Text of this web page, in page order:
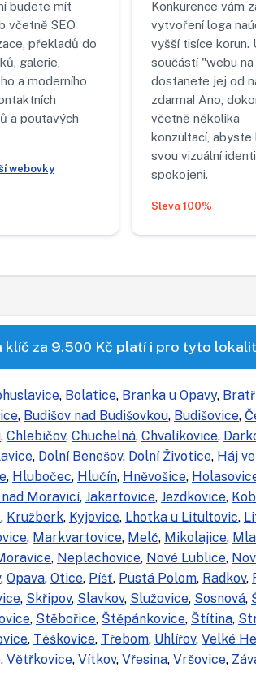
budete mít
včetně SEO
překladů do
galerie,
a moderního
a poutavých
webovky
Konkurence vám
vytvoření loga
vyšší tisíce korun.
součástí "webu na
dostanete jej od
zdarma! Ano,
včetně několika
konzultací, abyste
svou vizuální
spokojeni.
Sleva 100%
klíč za 9.500 Kč platí i pro tyto
, Bolatice, Branka u Opavy,
, Budišov nad Budišovkou, Budišovice,
, Chlebičov, Chuchelná, Chvalíkovice,
, Dolní Benešov, Dolní Životice, Háj
, Hlubočec, Hlučín, Hněvošice,
Moravicí, Jakartovice, Jezdkovice,
, Kružberk, Kyjovice, Lhotka u Litultovic,
, Markvartovice, Melč, Mikolajice,
, Neplachovice, Nové Lublice,
, Opava, Otice, Píšť, Pustá Polom, Radkov,
, Skřipov, Slavkov, Služovice, Sosnová,
, Stěbořice, Štěpánkovice, Štítina,
, Těškovice, Třebom, Uhlířov, Velké
, Větřkovice, Vítkov, Vřesina, Vršovice,